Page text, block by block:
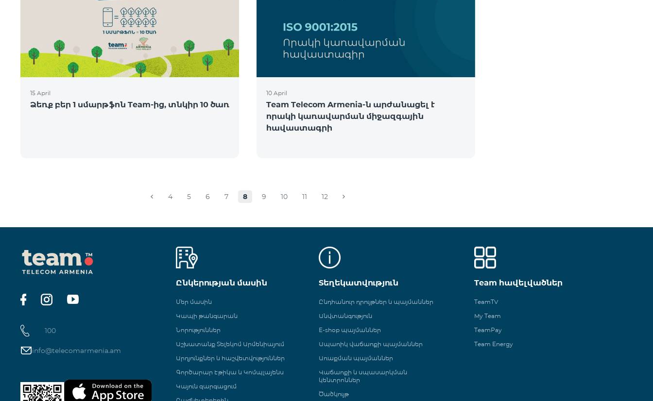
15 April
Ձեռք բեր 1 սմարթֆոն Team-ից, տնկիր 10 ծառ
10 April
Team Telecom Armenia-ն արժանացել է
որակի կառավարման միջազգային
հավաստագրի
4 5 6 7 8 9 10 11 12
100
info@telecomarmenia.am
Ընկերության մասին
Մեր մասին
Կապի թանգարան
Նորություններ
Աշխատանք Տելեկոմ Արմենիայում
Արդյունքներ և հաշվետվություններ
Գործարար Էթիկա և Կոմպլայենս
Կայուն զարգացում
Տեղեկատվություն
Ընդհանուր դրույթներ և պայմաններ
Անվտանգություն
E-shop պայմաններ
Ապառիկ վաճառքի պայմաններ
Առաքման պայմաններ
Վաճառքի և սպասարկման
կենտրոններ
Ծածկույթ
Team հավելվածներ
TeamTV
My Team
TeamPay
Team Energy